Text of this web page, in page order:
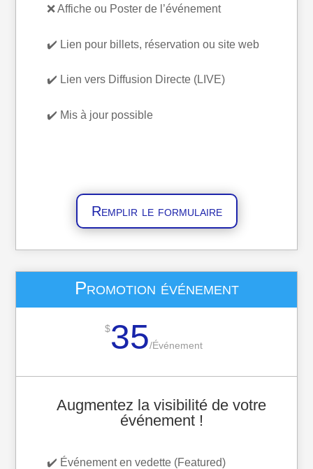
❌ Affiche ou Poster de l’événement
✔️ Lien pour billets, réservation ou site web
✔️ Lien vers Diffusion Directe (LIVE)
✔️ Mis à jour possible
Remplir le formulaire
Promotion événement
$35/Événement
Augmentez la visibilité de votre
événement !
✔️ Événement en vedette (Featured)